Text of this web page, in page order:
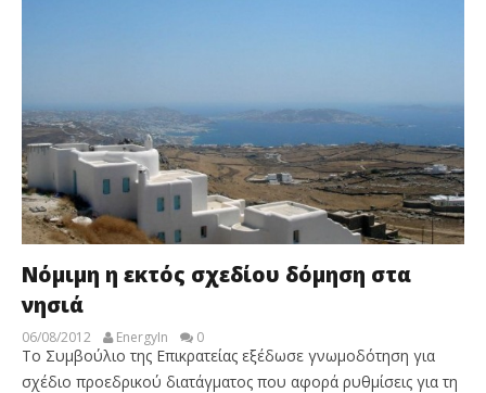
Νόμιμη η εκτός σχεδίου δόμηση στα
νησιά
06/08/2012 EnergyIn 0
Το Συμβούλιο της Επικρατείας εξέδωσε γνωμοδότηση για
σχέδιο προεδρικού διατάγματος που αφορά ρυθμίσεις για τη